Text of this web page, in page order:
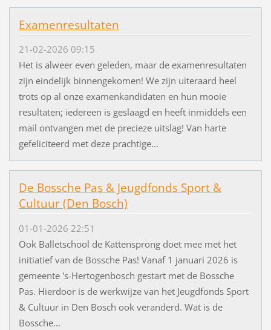
Examenresultaten
21-02-2026 09:15
Het is alweer even geleden, maar de examenresultaten
zijn eindelijk binnengekomen! We zijn uiteraard heel
trots op al onze examenkandidaten en hun mooie
resultaten; iedereen is geslaagd en heeft inmiddels een
mail ontvangen met de precieze uitslag! Van harte
gefeliciteerd met deze prachtige...
De Bossche Pas & Jeugdfonds Sport &
Cultuur (Den Bosch)
01-01-2026 22:51
Ook Balletschool de Kattensprong doet mee met het
initiatief van de Bossche Pas! Vanaf 1 januari 2026 is
gemeente 's-Hertogenbosch gestart met de Bossche
Pas. Hierdoor is de werkwijze van het Jeugdfonds Sport
& Cultuur in Den Bosch ook veranderd. Wat is de
Bossche...